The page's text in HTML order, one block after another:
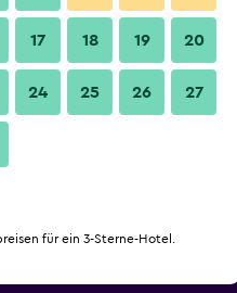
17 18 19 20
24 25 26 27
für ein 3-Sterne-Hotel.